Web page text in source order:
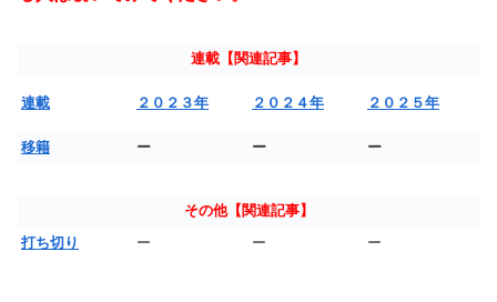
連載【関連記事】
連載 ２０２３年 ２０２４年 ２０２５年
移籍 ー ー ー
その他【関連記事】
打ち切り
ー ー ー